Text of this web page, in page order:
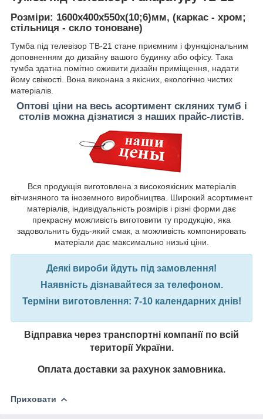
Розміри: 1600х400х550х(10;6)мм, (каркас - хром;
стільниця - скло тоноване)
Тумба під телевізор ТВ-21 стане приємним і функціональним
доповненням до дизайну вашого будинку або офісу. Така
тумба здатна помітно оживити дизайн приміщення, надати
йому свіжості. Вона виконана з якісних, екологічно чистих
матеріалів.
Оптові ціни на весь асортимент скляних тумб і
столів можна дізнатися з наших прайс-листів.
Вся продукція виготовлена з високоякісних матеріалів
вітчизняного та іноземного виробництва. Широкий асортимент
матеріалів, індивідуальність розмірів і різні форми дає
прекрасну можливість виготовити ту продукцію, яка
задовольнить будь-який смак, а можливість компонировать
матеріали дає максимально низькі ціни.
Деякі вироби йдуть під замовлення!
Наявність дізнавайтеся за телефоном.
Терміни виготовлення: 7-10 календарних днів!
Відправка через транспортні компанії по всій
території України.
Оплата доставки за рахунок замовника.
Приховати